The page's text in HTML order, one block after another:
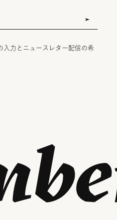
入力とニュースレター配信の希